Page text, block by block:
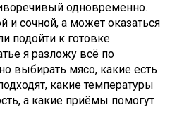
одновременно.
сочной, а может оказаться
подойти к готовке
я разложу всё по
выбирать мясо, какие есть
какие температуры
а какие приёмы помогут